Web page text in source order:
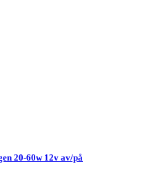
20-60w 12v av/på